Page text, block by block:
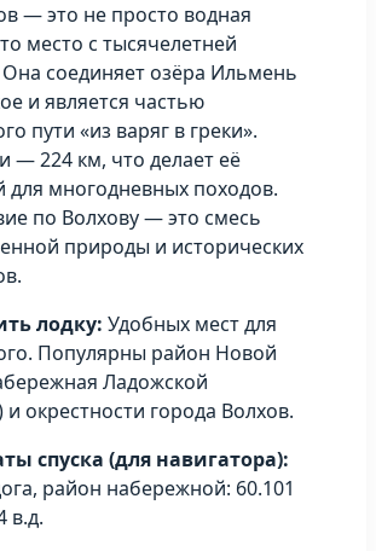
— это не просто водная
место с тысячелетней
соединяет озёра Ильмень
и является частью
пути «из варяг в греки».
— 224 км, что делает её
для многодневных походов.
по Волхову — это смесь
природы и исторических
лодку: Удобных мест для
Популярны район Новой
Ладожской
окрестности города Волхов.
спуска (для навигатора):
район набережной: 60.101
в.д.